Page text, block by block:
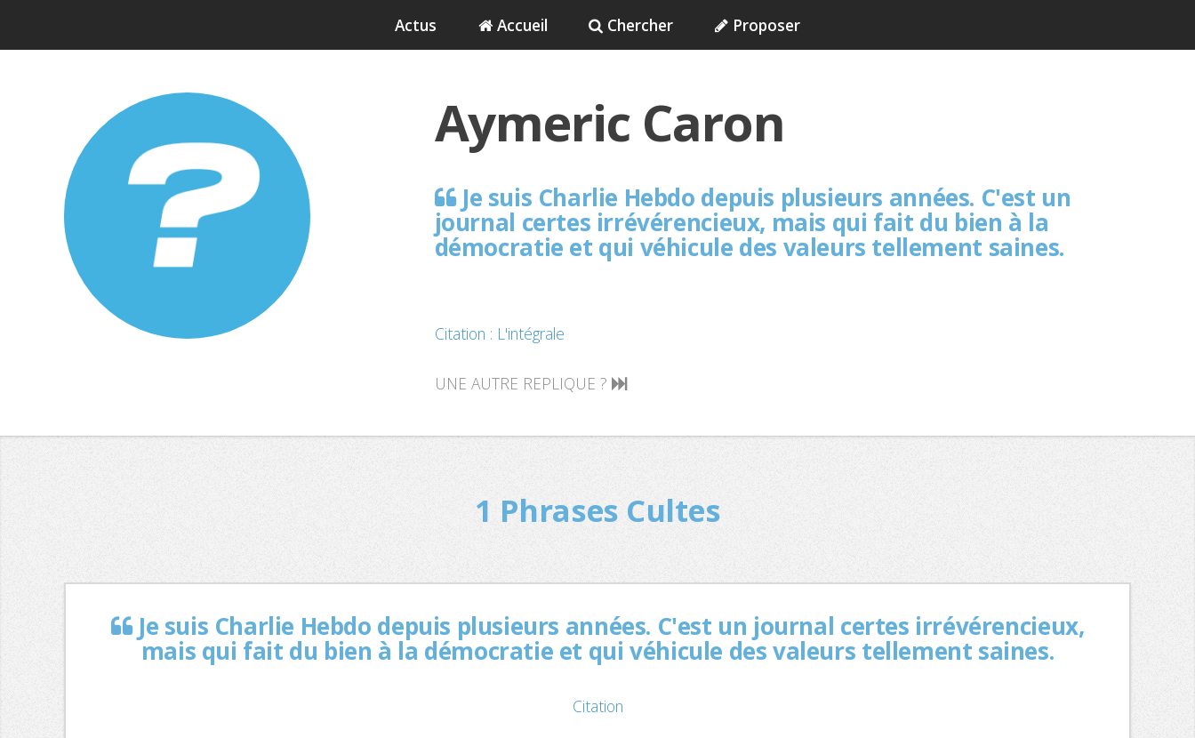
Actus Accueil Chercher Proposer
Aymeric Caron
Je suis Charlie Hebdo depuis plusieurs années. C'est un
journal certes irrévérencieux, mais qui fait du bien à la
démocratie et qui véhicule des valeurs tellement saines.
Citation : L'intégrale
UNE AUTRE REPLIQUE ?
1 Phrases Cultes
Je suis Charlie Hebdo depuis plusieurs années. C'est un journal certes irrévérencieux,
mais qui fait du bien à la démocratie et qui véhicule des valeurs tellement saines.
Citation